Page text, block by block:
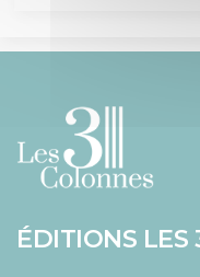
ÉDITIONS LES